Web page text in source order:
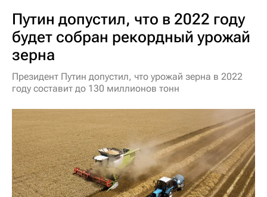
Путин допустил, что в 2022 году
будет собран рекордный урожай
зерна
Президент Путин допустил, что урожай зерна в 2022
году составит до 130 миллионов тонн